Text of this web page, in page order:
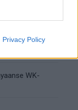
Privacy Policy
keus als
bestuurlijke
WK-